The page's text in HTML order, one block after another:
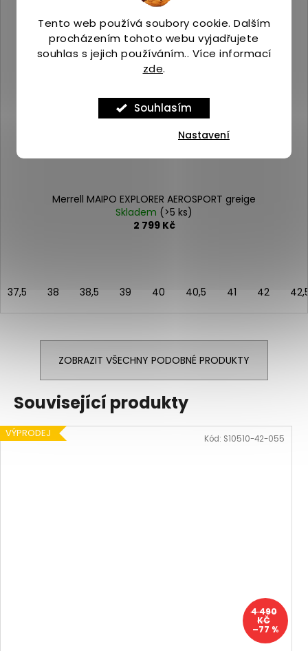
Tento web používá soubory cookie. Dalším
procházením tohoto webu vyjadřujete
souhlas s jejich používáním.. Více informací
zde.
Souhlasím
Nastavení
Merrell MAIPO EXPLORER AEROSPORT greige
Skladem (>5 ks)
2 799 Kč
37,5 38 38,5 39 40 40,5 41 42
ZOBRAZIT VŠECHNY PODOBNÉ PRODUKTY
Související produkty
VÝPRODEJ
4 490
KČ
–77 %
Kód: S10510-42-055